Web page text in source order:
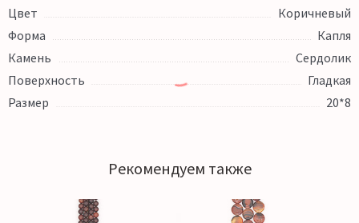
Цвет
Коричневый
Форма
Капля
Камень
Сердолик
Поверхность
Гладкая
Размер
20*8
Рекомендуем также